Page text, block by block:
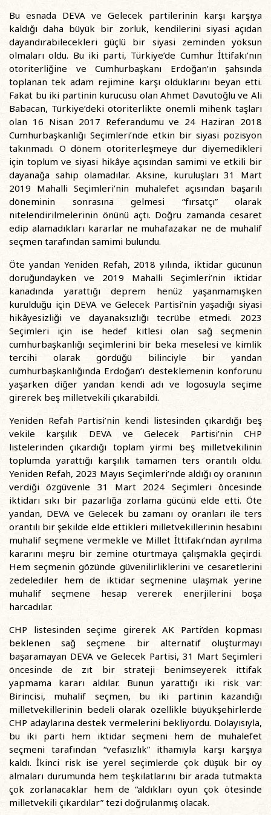
Bu esnada DEVA ve Gelecek partilerinin karşı karşıya
kaldığı daha büyük bir zorluk, kendilerini siyasi açıdan
dayandırabilecekleri güçlü bir siyasi zeminden yoksun
olmaları oldu. Bu iki parti, Türkiye’de Cumhur İttifakı’nın
otoriterliğine ve Cumhurbaşkanı Erdoğan’ın şahsında
toplanan tek adam rejimine karşı olduklarını beyan etti.
Fakat bu iki partinin kurucusu olan Ahmet Davutoğlu ve Ali
Babacan, Türkiye’deki otoriterlikte önemli mihenk taşları
olan 16 Nisan 2017 Referandumu ve 24 Haziran 2018
Cumhurbaşkanlığı Seçimleri’nde etkin bir siyasi pozisyon
takınmadı. O dönem otoriterleşmeye dur diyemedikleri
için toplum ve siyasi hikâye açısından samimi ve etkili bir
dayanağa sahip olamadılar. Aksine, kuruluşları 31 Mart
2019 Mahalli Seçimleri’nin muhalefet açısından başarılı
döneminin sonrasına gelmesi “fırsatçı” olarak
nitelendirilmelerinin önünü açtı. Doğru zamanda cesaret
edip alamadıkları kararlar ne muhafazakar ne de muhalif
seçmen tarafından samimi bulundu.
Öte yandan Yeniden Refah, 2018 yılında, iktidar gücünün
doruğundayken ve 2019 Mahalli Seçimleri’nin iktidar
kanadında yarattığı deprem henüz yaşanmamışken
kurulduğu için DEVA ve Gelecek Partisi’nin yaşadığı siyasi
hikâyesizliği ve dayanaksızlığı tecrübe etmedi. 2023
Seçimleri için ise hedef kitlesi olan sağ seçmenin
cumhurbaşkanlığı seçimlerini bir beka meselesi ve kimlik
tercihi olarak gördüğü bilinciyle bir yandan
cumhurbaşkanlığında Erdoğan’ı desteklemenin konforunu
yaşarken diğer yandan kendi adı ve logosuyla seçime
girerek beş milletvekili çıkarabildi.
Yeniden Refah Partisi’nin kendi listesinden çıkardığı beş
vekile karşılık DEVA ve Gelecek Partisi’nin CHP
listelerinden çıkardığı toplam yirmi beş milletvekilinin
toplumda yarattığı karşılık tamamen ters orantılı oldu.
Yeniden Refah, 2023 Mayıs Seçimleri’nde aldığı oy oranının
verdiği özgüvenle 31 Mart 2024 Seçimleri öncesinde
iktidarı sıkı bir pazarlığa zorlama gücünü elde etti. Öte
yandan, DEVA ve Gelecek bu zamanı oy oranları ile ters
orantılı bir şekilde elde ettikleri milletvekillerinin hesabını
muhalif seçmene vermekle ve Millet İttifakı’ndan ayrılma
kararını meşru bir zemine oturtmaya çalışmakla geçirdi.
Hem seçmenin gözünde güvenilirliklerini ve cesaretlerini
zedelediler hem de iktidar seçmenine ulaşmak yerine
muhalif seçmene hesap vererek enerjilerini boşa
harcadılar.
CHP listesinden seçime girerek AK Parti’den kopması
beklenen sağ seçmene bir alternatif oluşturmayı
başaramayan DEVA ve Gelecek Partisi, 31 Mart Seçimleri
öncesinde de zıt bir strateji benimseyerek ittifak
yapmama kararı aldılar. Bunun yarattığı iki risk var:
Birincisi, muhalif seçmen, bu iki partinin kazandığı
milletvekillerinin bedeli olarak özellikle büyükşehirlerde
CHP adaylarına destek vermelerini bekliyordu. Dolayısıyla,
bu iki parti hem iktidar seçmeni hem de muhalefet
seçmeni tarafından “vefasızlık” ithamıyla karşı karşıya
kaldı. İkinci risk ise yerel seçimlerde çok düşük bir oy
almaları durumunda hem teşkilatlarını bir arada tutmakta
çok zorlanacaklar hem de “aldıkları oyun çok ötesinde
milletvekili çıkardılar” tezi doğrulanmış olacak.